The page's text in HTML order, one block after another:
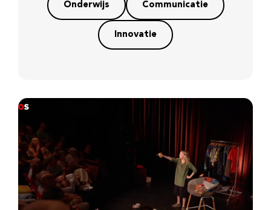
Onderwijs Communicatie
Innovatie